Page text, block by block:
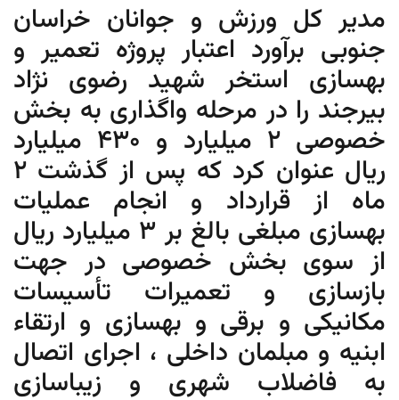
مدیر کل ورزش و جوانان خراسان
جنوبی برآورد اعتبار پروژه تعمیر و
بهسازی استخر شهید رضوی نژاد
بیرجند را در مرحله واگذاری به بخش
خصوصی ۲ میلیارد و ۴۳۰ میلیارد
ریال عنوان کرد که پس از گذشت ۲
ماه از قرارداد و انجام عملیات
بهسازی مبلغی بالغ بر ۳ میلیارد ریال
از سوی بخش خصوصی در جهت
بازسازی و تعمیرات تأسیسات
مکانیکی و برقی و بهسازی و ارتقاء
ابنیه و مبلمان داخلی ، اجرای اتصال
به فاضلاب شهری و زیباسازی